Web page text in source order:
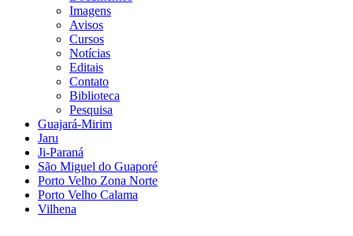
Imagens
Avisos
Cursos
Notícias
Editais
Contato
Biblioteca
Pesquisa
Guajará-Mirim
Jaru
Ji-Paraná
São Miguel do Guaporé
Porto Velho Zona Norte
Porto Velho Calama
Vilhena